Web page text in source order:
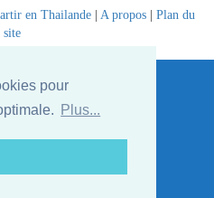
pour
Plus...
en Thailande | A propos | Plan du
site